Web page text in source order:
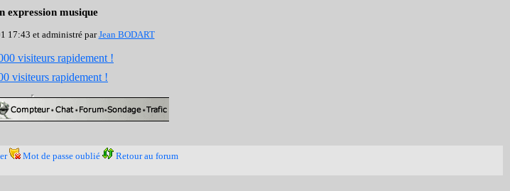
expression musique
17:43 et administré parJean BODART
visiteurs rapidement !
visiteurs rapidement !
Mot de passe oublié Retour au forum